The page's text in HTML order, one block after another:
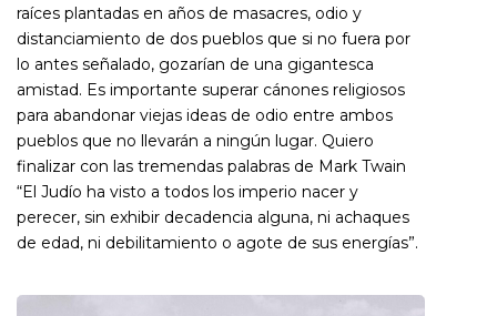
raíces plantadas en años de masacres, odio y
distanciamiento de dos pueblos que si no fuera por
lo antes señalado, gozarían de una gigantesca
amistad. Es importante superar cánones religiosos
para abandonar viejas ideas de odio entre ambos
pueblos que no llevarán a ningún lugar. Quiero
finalizar con las tremendas palabras de Mark Twain
“El Judío ha visto a todos los imperio nacer y
perecer, sin exhibir decadencia alguna, ni achaques
de edad, ni debilitamiento o agote de sus energías”.